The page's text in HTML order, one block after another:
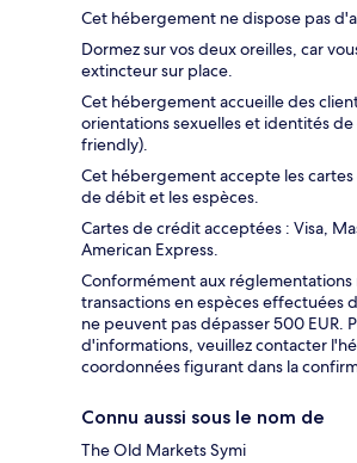
Cet hébergement ne dispose pas
Dormez sur vos deux oreilles, car
extincteur sur place.
Cet hébergement accueille des
orientations sexuelles et identités de
friendly).
Cet hébergement accepte les
de débit et les espèces.
Cartes de crédit acceptées : Visa,
American Express.
Conformément aux réglementations
transactions en espèces effectuées
ne peuvent pas dépasser 500 EUR.
d'informations, veuillez contacter
coordonnées figurant dans la
Connu aussi sous le nom de
The Old Markets Symi